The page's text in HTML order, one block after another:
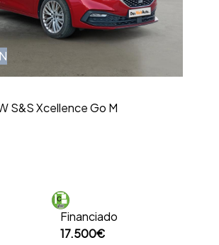
S&S Xcellence Go M
Financiado
17.500€